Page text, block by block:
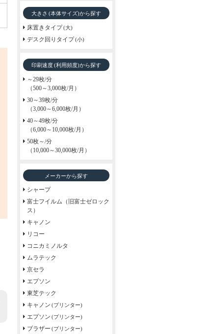
大きさ (本体サイズ)から探す
床置きタイプ (大)
デスク回りタイプ (小)
印刷速度(利用頻度)から探す
～29枚/分
（500～3,000枚/月）
30～39枚/分
（3,000～6,000枚/月）
40～49枚/分
（6,000～10,000枚/月）
50枚～/分
（10,000～30,000枚/月）
メーカーから探す
シャープ
富士フイルム（旧富士ゼロック
ス）
キャノン
リコー
コニカミノルタ
ムラテック
京セラ
エプソン
東芝テック
キャノン (プリンター)
エプソン (プリンター)
ブラザー (プリンター)